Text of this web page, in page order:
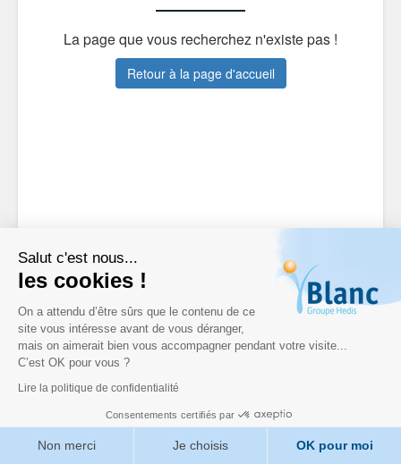
Salut c'est nous...
les cookies !
On a attendu d’être sûrs que le contenu de ce
site vous intéresse avant de vous déranger,
mais on aimerait bien vous accompagner pendant votre visite...
C’est OK pour vous ?
Lire la politique de confidentialité
Consentements certifiés par
Non merci Je choisis OK pour moi
La page que vous recherchez n'existe pas !
Retour à la page d'accueil